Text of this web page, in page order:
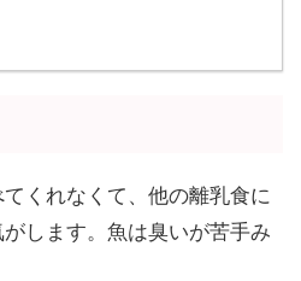
くれなくて、他の離乳食に
します。魚は臭いが苦手み